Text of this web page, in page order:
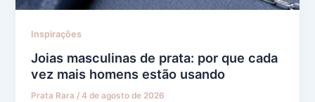
Inspirações
Joias masculinas de prata: por que cada
vez mais homens estão usando
Prata Rara/4 de agosto de 2026